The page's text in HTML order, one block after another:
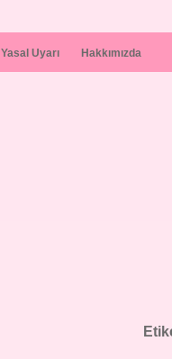
Yasal Uyarı Hakkımızda